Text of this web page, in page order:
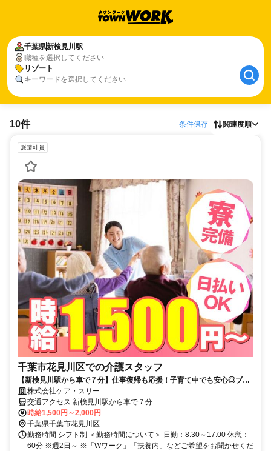
千葉県新検見川駅
職種を選択してください
リゾート
キーワードを選択してください
10件 条件保存 関連度順
派遣社員
千葉市花見川区での介護スタッフ
【新検見川駅から車で７分】仕事復帰も応援！子育て中でも安心◎ブラ
ンクOK！週2～勤務OK！キャンペーン時給1700円！Wワークや時短も
相談◎
株式会社ケア・スリー
交通アクセス 新検見川駅から車で７分
時給1,500円～2,000円
千葉県千葉市花見川区
勤務時間 シフト制 ＜勤務時間について＞ 日勤：8:30～17:00 休憩：
60分 ※週2日～ ※「Wワーク」「扶養内」などご希望をお聞かせくだ